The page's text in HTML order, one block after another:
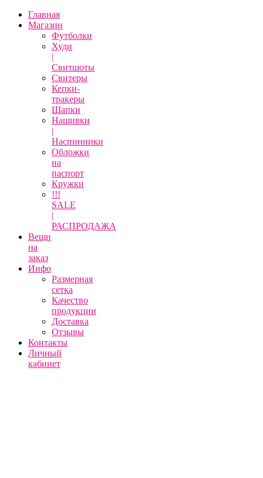
Главная
Магазин
Футболки
Худи
|
Свитшоты
Свитеры
Кепки-
тракеры
Шапки
Нашивки
|
Наспинники
Обложки
на
паспорт
Кружки
!!!
SALE
|
РАСПРОДАЖА
Вещи
на
заказ
Инфо
Размерная
сетка
Качество
продукции
Доставка
Отзывы
Контакты
Личный
кабинет